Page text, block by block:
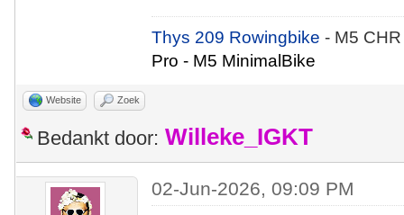
Thys 209 Rowingbike- M5
Pro - M5 MinimalBike
Website Zoek
Bedankt door: Willeke_IGKT
02-Jun-2026, 09:09 PM